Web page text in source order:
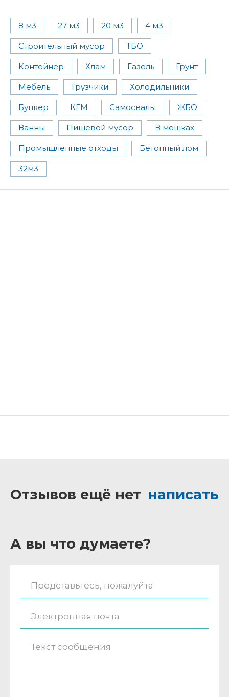
8 м3 27 м3 20 м3 4 м3
Строительный мусор ТБО
Контейнер Хлам Газель Грунт
Мебель Грузчики Холодильники
Бункер КГМ Самосвалы ЖБО
Ванны Пищевой мусор В мешках
Промышленные отходы Бетонный лом
32м3
Отзывов ещё нет написать
А вы что думаете?